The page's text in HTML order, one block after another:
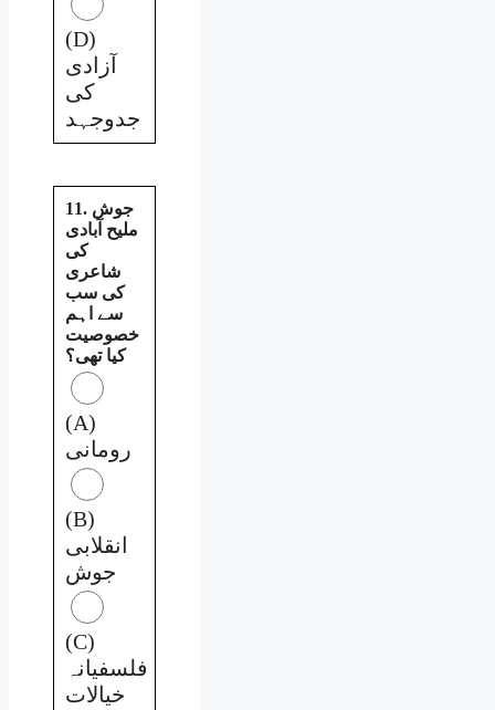
(D)
آزادی
کی
جدوجہد
11. جوش
ملیح آبادی
کی
شاعری
کی سب
سے اہم
خصوصیت
کیا تھی؟
(A)
رومانی
(B)
انقلابی
جوش
(C)
فلسفیانہ
خیالات